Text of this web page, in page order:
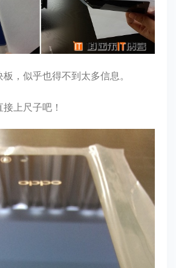
，似乎也得不到太多信息。
上尺子吧！